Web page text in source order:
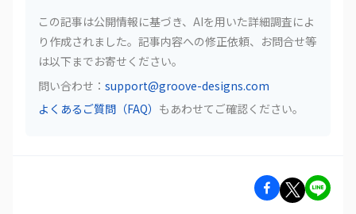
この記事は公開情報に基づき、AIを用いた詳細調査によ
り作成されました。記事内容への修正依頼、お問合せ等
は以下までお寄せください。
問い合わせ： support@groove-designs.com
よくあるご質問（FAQ） もあわせてご確認ください。